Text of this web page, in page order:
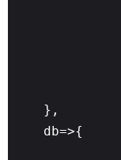
},
db=>{